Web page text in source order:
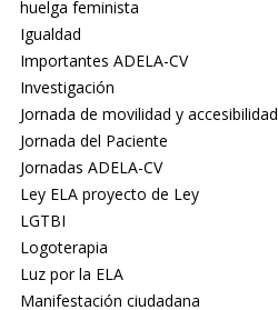
huelga feminista
Igualdad
Importantes ADELA-CV
Investigación
Jornada de movilidad y accesibilidad
Jornada del Paciente
Jornadas ADELA-CV
Ley ELA proyecto de Ley
LGTBI
Logoterapia
Luz por la ELA
Manifestación ciudadana